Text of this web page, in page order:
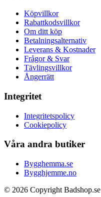
Köpvillkor
Rabattkodsvillkor
Om ditt köp
Betalningsalternativ
Leverans & Kostnader
Frågor & Svar
Tävlingsvillkor
Ångerrätt
Integritet
Integritetspolicy
Cookiepolicy
Våra andra butiker
Bygghemma.se
Bygghjemme.no
© 2026 Copyright Badshop.se